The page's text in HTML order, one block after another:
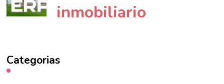
inmobiliario
Categorias